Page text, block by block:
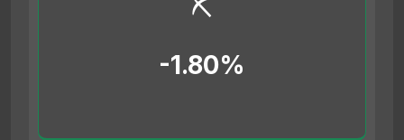
⛏️
-1.80%